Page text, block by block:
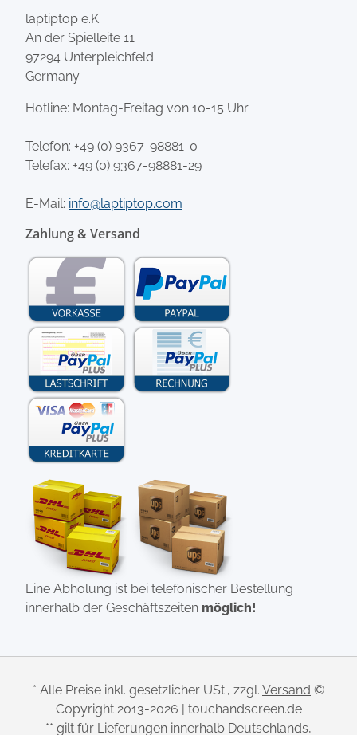
laptiptop e.K.
An der Spielleite 11
97294 Unterpleichfeld
Germany
Hotline: Montag-Freitag von 10-15 Uhr
Telefon: +49 (0) 9367-98881-0
Telefax: +49 (0) 9367-98881-29
E-Mail: info@laptiptop.com
Zahlung & Versand
Eine Abholung ist bei telefonischer Bestellung
innerhalb der Geschäftszeiten möglich!
* Alle Preise inkl. gesetzlicher USt., zzgl. Versand ©
Copyright 2013-2026 | touchandscreen.de
** gilt für Lieferungen innerhalb Deutschlands,